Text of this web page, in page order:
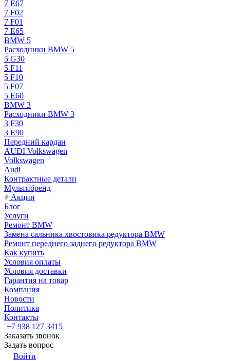
7 Е67
7 F02
7 F01
7 E65
BMW 5
Расходники BMW 5
5 G30
5 F11
5 F10
5 F07
5 E60
BMW 3
Расходники BMW 3
3 F30
3 E90
Передний кардан
AUDI Volkswagen
Volkswagen
Audi
Контрактные детали
Мультибренд
Акции
Блог
Услуги
Ремонт BMW
Замена сальника хвостовика редуктора BMW
Ремонт переднего заднего редуктора BMW
Как купить
Условия оплаты
Условия доставки
Гарантия на товар
Компания
Новости
Политика
Контакты
+7 938 127 3415
Заказать звонок
Задать вопрос
Войти